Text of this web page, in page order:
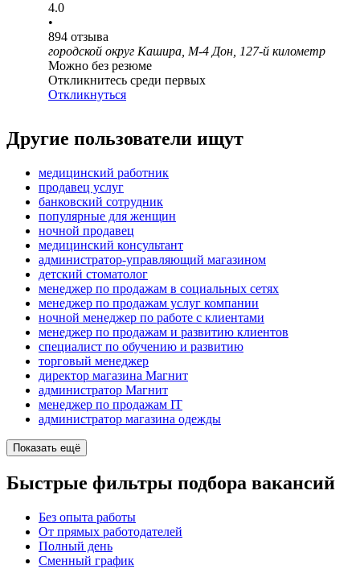
4.0
•
894 отзыва
городской округ Кашира, М-4 Дон, 127-й километр
Можно без резюме
Откликнитесь среди первых
Откликнуться
Другие пользователи ищут
медицинский работник
продавец услуг
банковский сотрудник
популярные для женщин
ночной продавец
медицинский консультант
администратор-управляющий магазином
детский стоматолог
менеджер по продажам в социальных сетях
менеджер по продажам услуг компании
ночной менеджер по работе с клиентами
менеджер по продажам и развитию клиентов
специалист по обучению и развитию
торговый менеджер
директор магазина Магнит
администратор Магнит
менеджер по продажам IT
администратор магазина одежды
Показать ещё
Быстрые фильтры подбора вакансий
Без опыта работы
От прямых работодателей
Полный день
Сменный график